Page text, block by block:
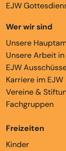
EJW
Wer wir sind
Unsere
Unsere Arbeit
EJW
Karriere im EJW
Vereine &
Fachgruppen
Freizeiten
Kinder